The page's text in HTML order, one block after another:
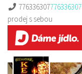
776336307776336307
prodej s sebou